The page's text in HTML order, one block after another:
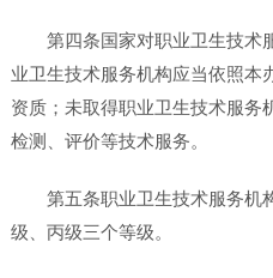
第四条国家对职业卫生技术
业卫生技术服务机构应当依照本
资质；未取得职业卫生技术服务
检测、评价等技术服务。
第五条职业卫生技术服务机
级、丙级三个等级。